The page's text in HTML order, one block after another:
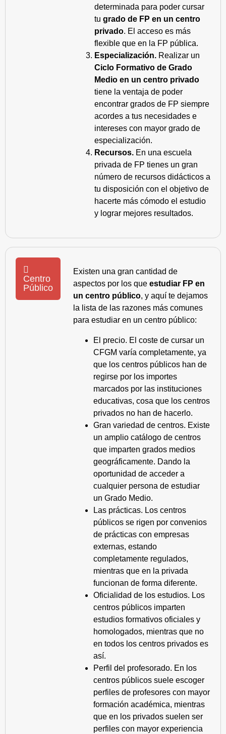
determinada para poder cursar
tu grado de FP en un centro
privado. El acceso es más
flexible que en la FP pública.
Especialización. Realizar un
Ciclo Formativo de Grado
Medio en un centro privado
tiene la ventaja de poder
encontrar grados de FP siempre
acordes a tus necesidades e
intereses con mayor grado de
especialización.
Recursos. En una escuela
privada de FP tienes un gran
número de recursos didácticos a
tu disposición con el objetivo de
hacerte más cómodo el estudio
y lograr mejores resultados.
Centro
Público
Existen una gran cantidad de
aspectos por los que estudiar FP en
un centro público, y aquí te dejamos
la lista de las razones más comunes
para estudiar en un centro público:
El precio. El coste de cursar un
CFGM varía completamente, ya
que los centros públicos han de
regirse por los importes
marcados por las instituciones
educativas, cosa que los centros
privados no han de hacerlo.
Gran variedad de centros. Existe
un amplio catálogo de centros
que imparten grados medios
geográficamente. Dando la
oportunidad de acceder a
cualquier persona de estudiar
un Grado Medio.
Las prácticas. Los centros
públicos se rigen por convenios
de prácticas con empresas
externas, estando
completamente regulados,
mientras que en la privada
funcionan de forma diferente.
Oficialidad de los estudios. Los
centros públicos imparten
estudios formativos oficiales y
homologados, mientras que no
en todos los centros privados es
así.
Perfil del profesorado. En los
centros públicos suele escoger
perfiles de profesores con mayor
formación académica, mientras
que en los privados suelen ser
perfiles con mayor experiencia